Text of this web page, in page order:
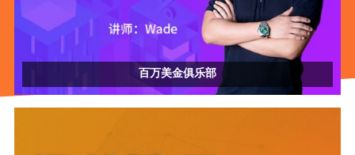
百万美金俱乐部